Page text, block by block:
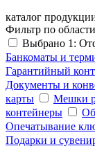
каталог
Фильтр по
Выбрано 1 :
Банкоматы и
Гарантийный
Документы и
карты
Мешки
контейнеры
Опечатывание
Подарки и